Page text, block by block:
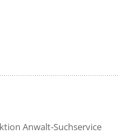
Anwalt-Suchservice